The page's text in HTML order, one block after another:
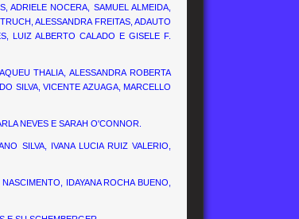
ADRIELE NOCERA, SAMUEL ALMEIDA,
ALESSANDRA FREITAS, ADAUTO
LUIZ ALBERTO CALADO E GISELE F.
THALIA, ALESSANDRA ROBERTA
SILVA, VICENTE AZUAGA, MARCELLO
NEVES E SARAH O'CONNOR.
SILVA, IVANA LUCIA RUIZ VALERIO,
IDAYANA ROCHA BUENO,